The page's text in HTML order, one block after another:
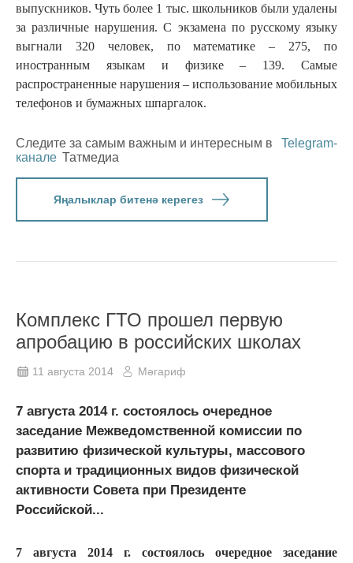
выпускников. Чуть более 1 тыс. школьников были удалены
за различные нарушения. С экзамена по русскому языку
выгнали 320 человек, по математике – 275, по
иностранным языкам и физике – 139. Самые
распространенные нарушения – использование мобильных
телефонов и бумажных шпаргалок.
Следите за самым важным и интересным в
Telegram-
канале Татмедиа
Яңалыклар битенә керегез
Комплекс ГТО прошел первую
апробацию в российских школах
11 августа 2014 Мәгариф
7 августа 2014 г. состоялось очередное
заседание Межведомственной комиссии по
развитию физической культуры, массового
спорта и традиционных видов физической
активности Совета при Президенте
Российской...
7 августа 2014 г. состоялось очередное заседание